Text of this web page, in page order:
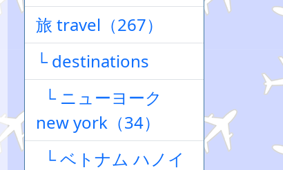
旅 travel（267）
└ destinations
└ ニューヨーク
new york（34）
└ ベトナム ハノイ